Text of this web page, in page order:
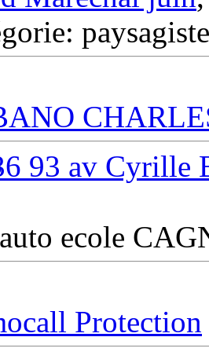
93 av Cyrille
ecole
Protection